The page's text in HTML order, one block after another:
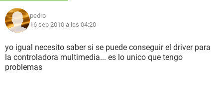
pedro
16 sep 2010 a las 04:20
yo igual necesito saber si se puede conseguir el driver para
la controladora multimedia... es lo unico que tengo
problemas